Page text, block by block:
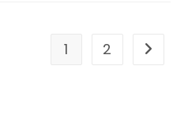
1 2 Aller à